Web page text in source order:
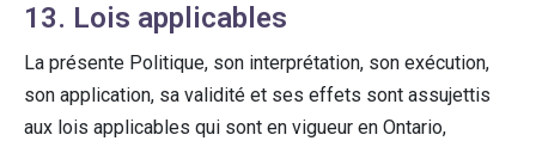
13. Lois applicables
La présente Politique, son interprétation, son exécution,
son application, sa validité et ses effets sont assujettis
aux lois applicables qui sont en vigueur en Ontario,